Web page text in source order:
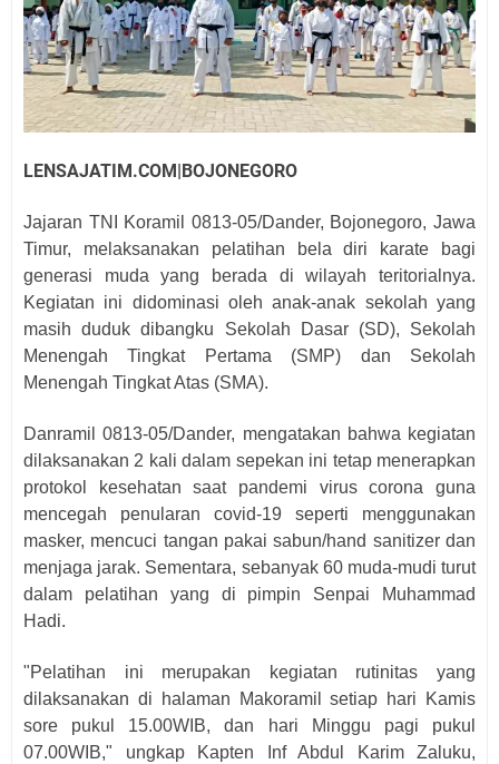
LENSAJATIM.COM|BOJONEGORO
Jajaran TNI Koramil 0813-05/Dander, Bojonegoro, Jawa
Timur, melaksanakan pelatihan bela diri karate bagi
generasi muda yang berada di wilayah teritorialnya.
Kegiatan ini didominasi oleh anak-anak sekolah yang
masih duduk dibangku Sekolah Dasar (SD), Sekolah
Menengah Tingkat Pertama (SMP) dan Sekolah
Menengah Tingkat Atas (SMA).
Danramil 0813-05/Dander, mengatakan bahwa kegiatan
dilaksanakan 2 kali dalam sepekan ini tetap menerapkan
protokol kesehatan saat pandemi virus corona guna
mencegah penularan covid-19 seperti menggunakan
masker, mencuci tangan pakai sabun/hand sanitizer dan
menjaga jarak. Sementara, sebanyak 60 muda-mudi turut
dalam pelatihan yang di pimpin Senpai Muhammad
Hadi.
"Pelatihan ini merupakan kegiatan rutinitas yang
dilaksanakan di halaman Makoramil setiap hari Kamis
sore pukul 15.00WIB, dan hari Minggu pagi pukul
07.00WIB," ungkap Kapten Inf Abdul Karim Zaluku,